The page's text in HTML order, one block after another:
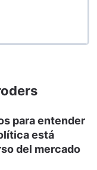
para entender
está
del mercado